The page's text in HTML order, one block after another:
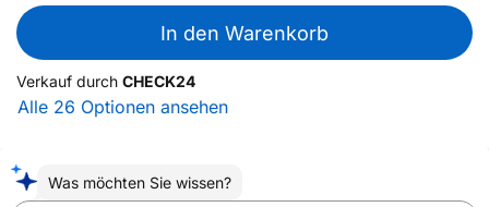
In den Warenkorb
Verkauf durch CHECK24
Alle 26 Optionen ansehen
Was möchten Sie wissen?